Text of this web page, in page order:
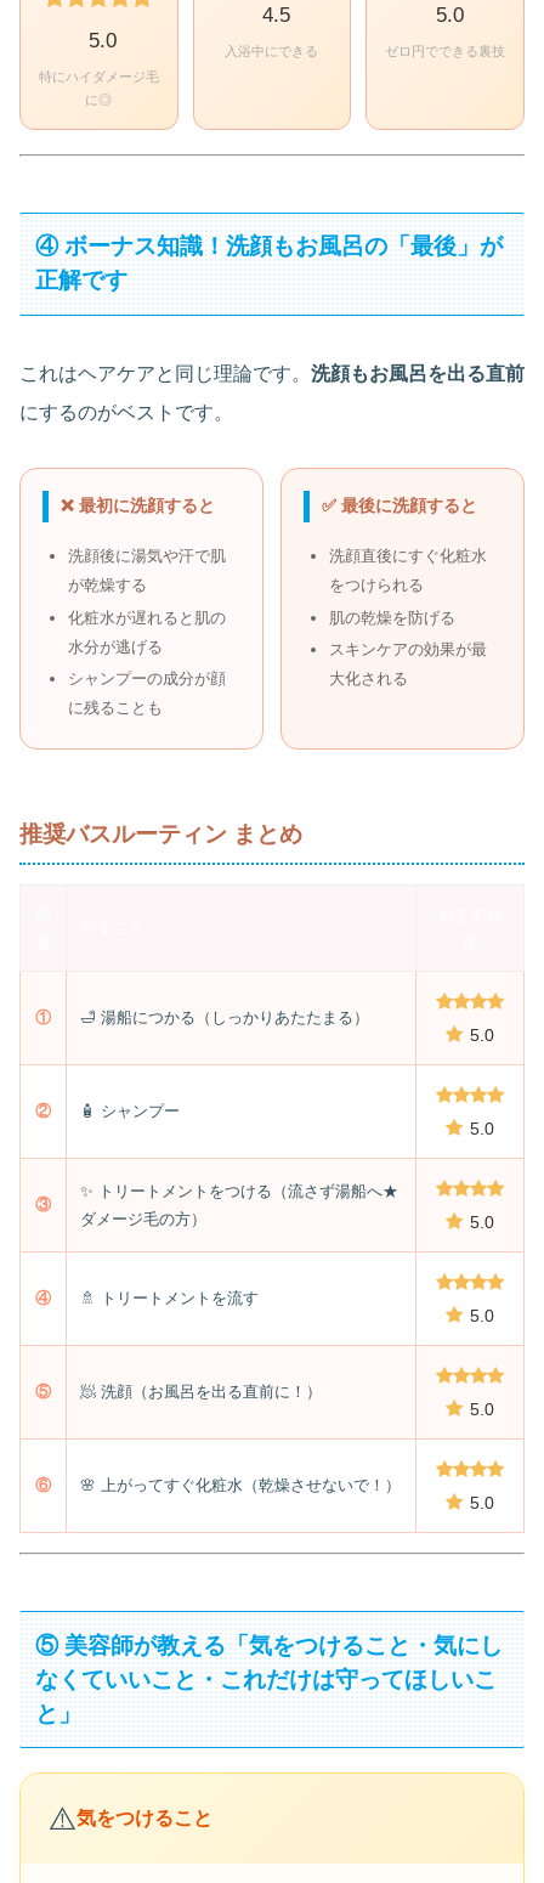
5.0
特にハイダメージ毛
に◎
4.5
入浴中にできる
5.0
ゼロ円でできる裏技
④ ボーナス知識！洗顔もお風呂の「最後」が
正解です
これはヘアケアと同じ理論です。 洗顔もお風呂を出る直前
にするのがベストです。
❌ 最初に洗顔すると
洗顔後に湯気や汗で肌
が乾燥する
化粧水が遅れると肌の
水分が逃げる
シャンプーの成分が顔
に残ることも
✅ 最後に洗顔すると
洗顔直後にすぐ化粧水
をつけられる
肌の乾燥を防げる
スキンケアの効果が最
大化される
推奨バスルーティン まとめ
① 🛁 湯船につかる（しっかりあたたまる）
5.0
② 🧴 シャンプー
5.0
③
✨ トリートメントをつける（流さず湯船へ★
ダメージ毛の方）
5.0
④ 🚿 トリートメントを流す
5.0
⑤ 🧖 洗顔（お風呂を出る直前に！）
5.0
⑥ 🌸 上がってすぐ化粧水（乾燥させないで！）
5.0
⑤ 美容師が教える「気をつけること・気にし
なくていいこと・これだけは守ってほしいこ
と」
⚠️気をつけること